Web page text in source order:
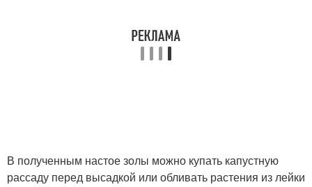
В полученным настое золы можно купать капустную
рассаду перед высадкой или обливать растения из лейки